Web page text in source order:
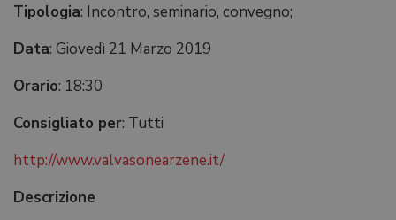
Tipologia: Incontro, seminario, convegno;
Data: Giovedì 21 Marzo 2019
Orario: 18:30
Consigliato per: Tutti
http://www.valvasonearzene.it/
Descrizione